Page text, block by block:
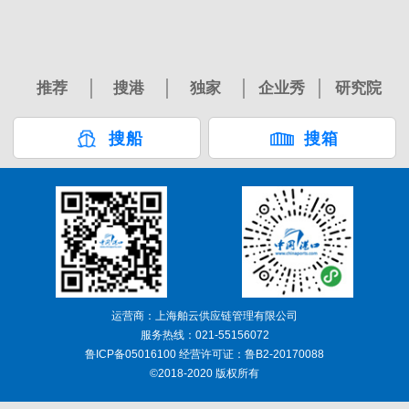
推荐 搜港 独家 企业秀 研究院
搜船 搜箱
运营商：上海舶云供应链管理有限公司
服务热线：021-55156072
鲁ICP备05016100 经营许可证：鲁B2-20170088
©2018-2020 版权所有